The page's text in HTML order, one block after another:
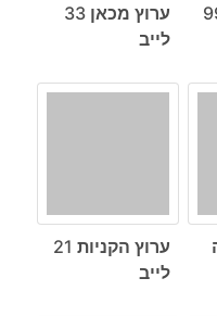
99
ערוץ מכאן 33
לייב
ערוץ הקניות 21
לייב